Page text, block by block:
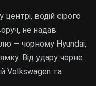
водій сірого
не надав
— чорному Hyundai,
Від удару чорне
Volkswagen та